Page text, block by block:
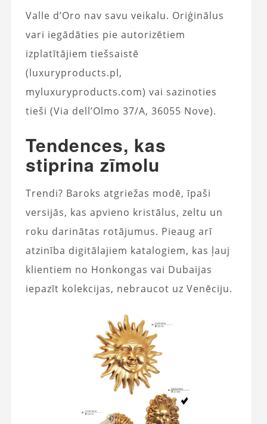
Valle d’Oro nav savu veikalu. Oriģinālus
vari iegādāties pie autorizētiem
izplatītājiem tiešsaistē
(luxuryproducts.pl,
myluxuryproducts.com) vai sazinoties
tieši (Via dell’Olmo 37/A, 36055 Nove).
Tendences, kas
stiprina zīmolu
Trendi? Baroks atgriežas modē, īpaši
versijās, kas apvieno kristālus, zeltu un
roku darinātas rotājumus. Pieaug arī
atzinība digitālajiem katalogiem, kas ļauj
klientiem no Honkongas vai Dubaijas
iepazīt kolekcijas, nebraucot uz Venēciju.